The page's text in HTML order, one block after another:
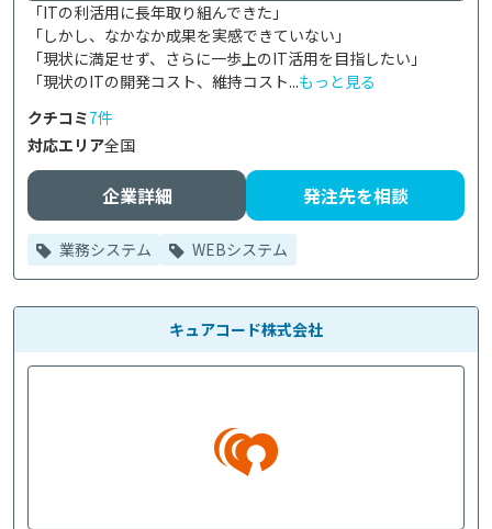
「ITの利活用に長年取り組んできた」
「しかし、なかなか成果を実感できていない」
「現状に満足せず、さらに一歩上のIT活用を目指したい」
「現状のITの開発コスト、維持コスト...もっと見る
クチコミ7件
対応エリア全国
企業詳細 発注先を相談
業務システム WEBシステム
キュアコード株式会社